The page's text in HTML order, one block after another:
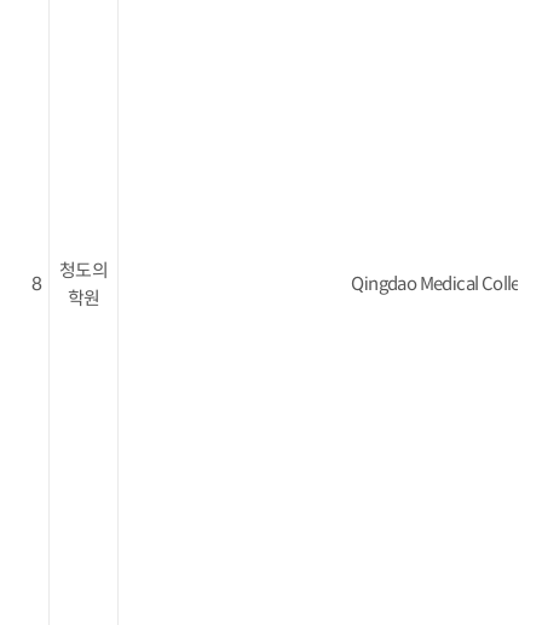
8
청도의
학원
Qingdao Medical College